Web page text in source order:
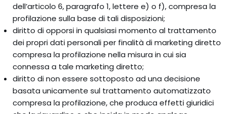
dell’articolo 6, paragrafo 1, lettere e) o f), compresa la
profilazione sulla base di tali disposizioni;
diritto di opporsi in qualsiasi momento al trattamento
dei propri dati personali per finalità di marketing diretto
compresa la profilazione nella misura in cui sia
connessa a tale marketing diretto;
diritto di non essere sottoposto ad una decisione
basata unicamente sul trattamento automatizzato
compresa la profilazione, che produca effetti giuridici